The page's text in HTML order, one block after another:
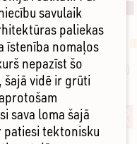
savulaik
paliekas
īstenība nomaļos
nepazīst šo
šajā vidē ir grūti
sava loma šajā
tektonisku